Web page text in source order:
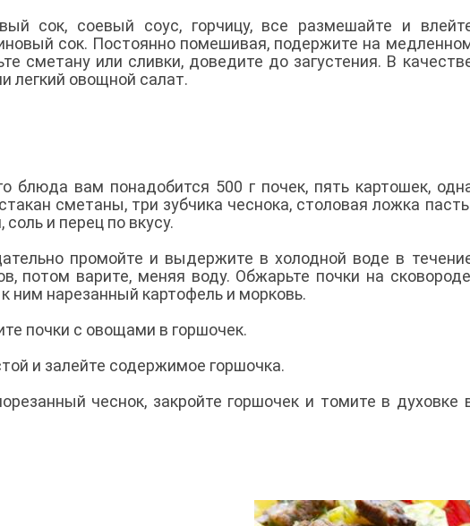
сок, соевый соус, горчицу, все размешайте и
сок. Постоянно помешивая, подержите на
сметану или сливки, доведите до загустения. В
легкий овощной салат.
блюда вам понадобится 500 г почек, пять картошек,
сметаны, три зубчика чеснока, столовая ложка
соль и перец по вкусу.
промойте и выдержите в холодной воде в
потом варите, меняя воду. Обжарьте почки на
ним нарезанный картофель и морковь.
почки с овощами в горшочек.
и залейте содержимое горшочка.
чеснок, закройте горшочек и томите в духовке